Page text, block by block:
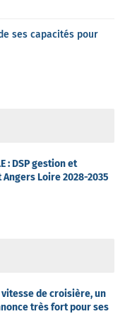
ses capacités pour
: DSP gestion et
Loire 2028-2035
de croisière, un
très fort pour ses